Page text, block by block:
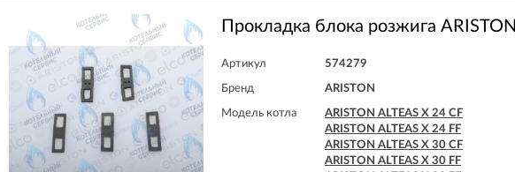
Прокладка блока розжига ARISTON
Артикул 574279
Бренд ARISTON
Модель котла
ARISTON ALTEAS X 24 CF
ARISTON ALTEAS X 24 FF
ARISTON ALTEAS X 30 CF
ARISTON ALTEAS X 30 FF